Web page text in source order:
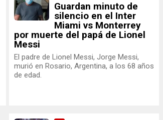
Guardan minuto de
silencio en el Inter
Miami vs Monterrey
por muerte del papá de Lionel
Messi
El padre de Lionel Messi, Jorge Messi,
murió en Rosario, Argentina, a los 68 años
de edad.